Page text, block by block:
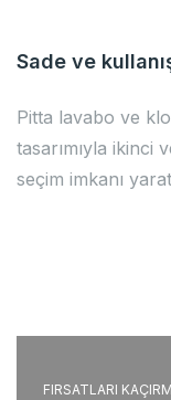
Sade ve
Pitta lavabo ve
tasarımıyla ikinci
seçim imkanı
FIRSATLARI